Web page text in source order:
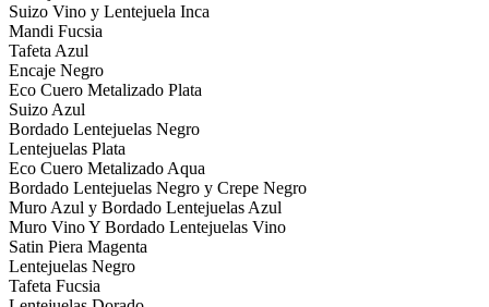
Suizo Vino y Lentejuela Inca
Mandi Fucsia
Tafeta Azul
Encaje Negro
Eco Cuero Metalizado Plata
Suizo Azul
Bordado Lentejuelas Negro
Lentejuelas Plata
Eco Cuero Metalizado Aqua
Bordado Lentejuelas Negro y Crepe Negro
Muro Azul y Bordado Lentejuelas Azul
Muro Vino Y Bordado Lentejuelas Vino
Satin Piera Magenta
Lentejuelas Negro
Tafeta Fucsia